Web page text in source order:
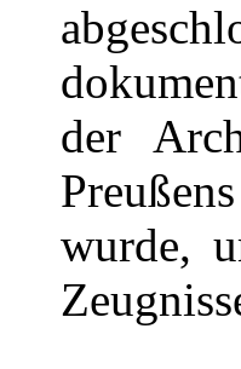
der
wurde,